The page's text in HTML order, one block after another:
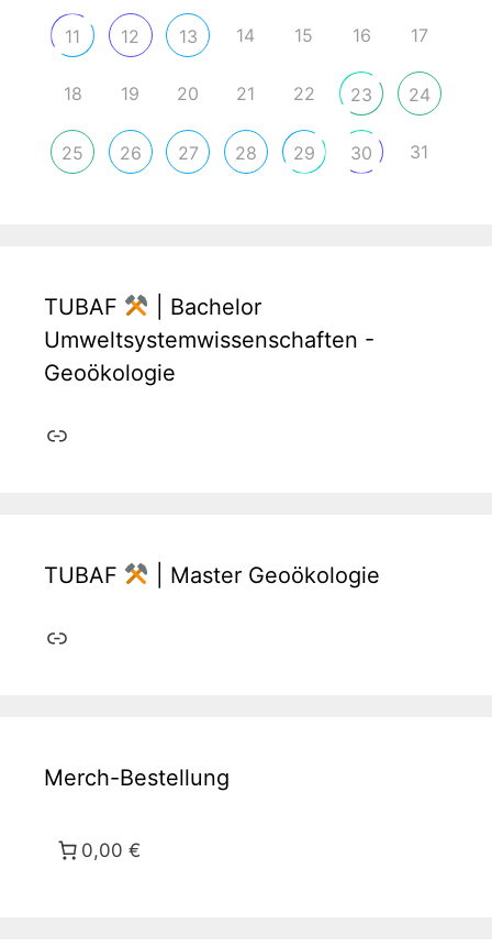
11 12 13 14 15 16 17
18 19 20 21 22 23 24
25 26 27 28 29 30 31
TUBAF
| Bachelor
Umweltsystemwissenschaften -
Geoökologie
Link
TUBAF | Master Geoökologie
Link
Merch-Bestellung
0,00 €